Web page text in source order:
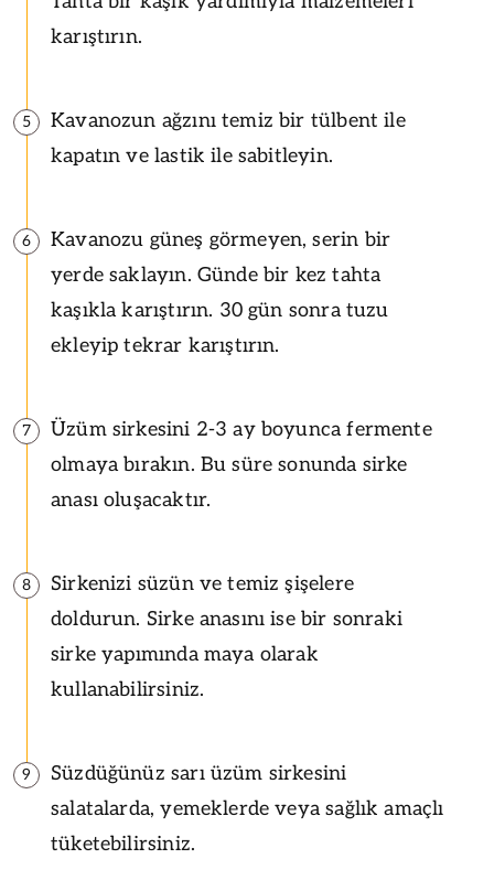
karıştırın.
5
Kavanozun ağzını temiz bir tülbent ile
kapatın ve lastik ile sabitleyin.
6
Kavanozu güneş görmeyen, serin bir
yerde saklayın. Günde bir kez tahta
kaşıkla karıştırın. 30 gün sonra tuzu
ekleyip tekrar karıştırın.
7
Üzüm sirkesini 2-3 ay boyunca fermente
olmaya bırakın. Bu süre sonunda sirke
anası oluşacaktır.
8
Sirkenizi süzün ve temiz şişelere
doldurun. Sirke anasını ise bir sonraki
sirke yapımında maya olarak
kullanabilirsiniz.
9
Süzdüğünüz sarı üzüm sirkesini
salatalarda, yemeklerde veya sağlık amaçlı
tüketebilirsiniz.